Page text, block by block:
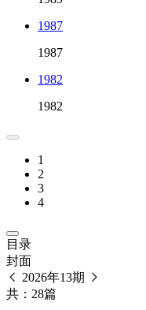
1987
1987
1982
1982
1
2
3
4
目录
封面
2026年13期
共：28篇